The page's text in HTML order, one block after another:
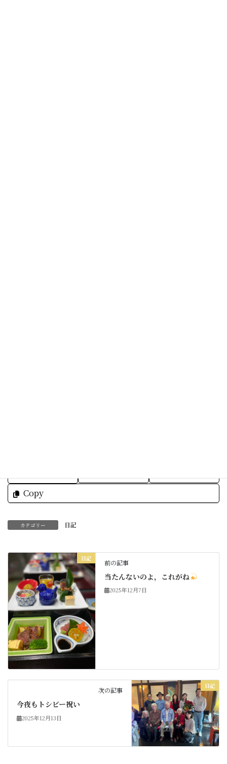
Copy
カテゴリー 日記
日記
前の記事
当たんないのよ，これがね
2025年12月7日
日記
次の記事
今夜もトシビー祝い
2025年12月13日